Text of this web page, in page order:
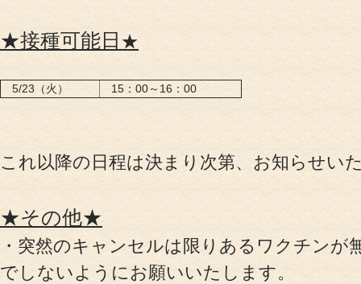
★接種可能日 ★
5/23（火） 15：00～16：00
これ以降の日程は決まり次第、お知らせい
★その他★
・突然のキャンセルは限りあるワクチンが
でしないようにお願いいたします。